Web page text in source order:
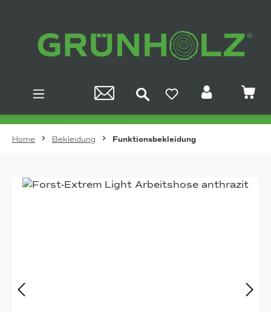
Home Bekleidung Funktionsbekleidung
Bildergalerie überspringen